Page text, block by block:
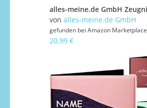
von alles-meine.de GmbH
gefunden bei Amazon Marketplace
20,99 €